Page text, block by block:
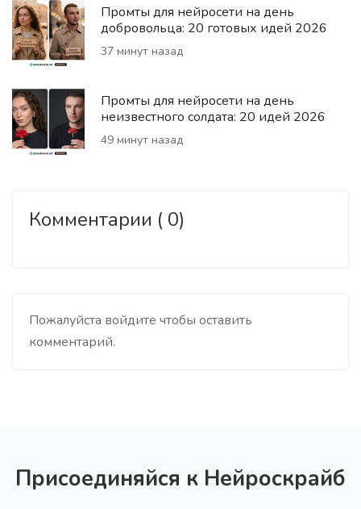
Промты для нейросети на день
добровольца: 20 готовых идей 2026
37 минут назад
Промты для нейросети на день
неизвестного солдата: 20 идей 2026
49 минут назад
Комментарии ( 0)
Пожалуйста войдите чтобы оставить
комментарий.
Присоединяйся к Нейроскрайб